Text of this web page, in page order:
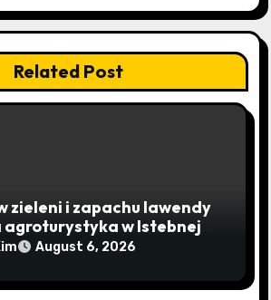
Related Post
zieleni i zapachu lawendy
agroturystyka w Istebnej
do beskidzkiego raju
August 6, 2026